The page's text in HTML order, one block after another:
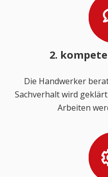
2.
Die Handwerker
Sachverhalt wird
Arbeiten